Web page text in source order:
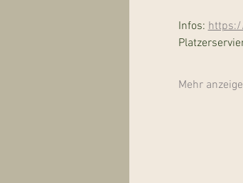
Infos:
Mehr